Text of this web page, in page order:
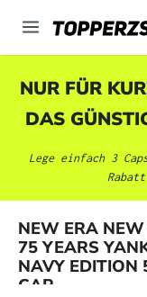
springen
NUR FÜR
DAS
Lege einfach 3
NEW ERA
75 YEARS
NAVY EDITION
CAP
Bildergalerie